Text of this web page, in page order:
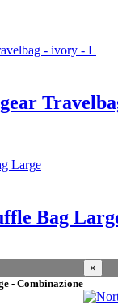
Bag
- Combinazione
×